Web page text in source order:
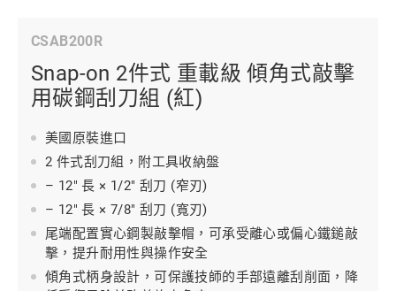
CSAB200R
Snap-on 2件式 重載級 傾角式敲擊
用碳鋼刮刀組 (紅)
美國原裝進口
2 件式刮刀組，附工具收納盤
– 12" 長 × 1/2" 刮刀 (窄刃)
– 12" 長 × 7/8" 刮刀 (寬刃)
​​​​​​尾端配置實心鋼製敲擊帽，可承受離心或偏心鐵鎚敲
擊，提升耐用性與操作安全
傾角式柄身設計，可保護技師的手部遠離刮削面，降